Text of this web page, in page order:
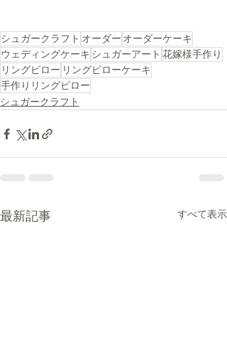
シュガークラフト オーダー オーダーケーキ
ウェディングケーキ シュガーアート 花嫁様手作り
リングピロー リングピローケーキ
手作りリングピロー
シュガークラフト
最新記事 すべて表示